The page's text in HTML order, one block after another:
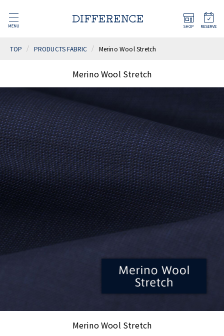
TOP PRODUCTS FABRIC Merino Wool Stretch
Merino Wool Stretch
Merino Wool Stretch